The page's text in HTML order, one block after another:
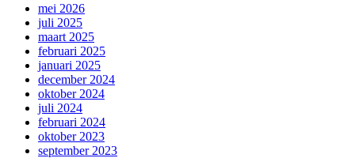
mei 2026
juli 2025
maart 2025
februari 2025
januari 2025
december 2024
oktober 2024
juli 2024
februari 2024
oktober 2023
september 2023